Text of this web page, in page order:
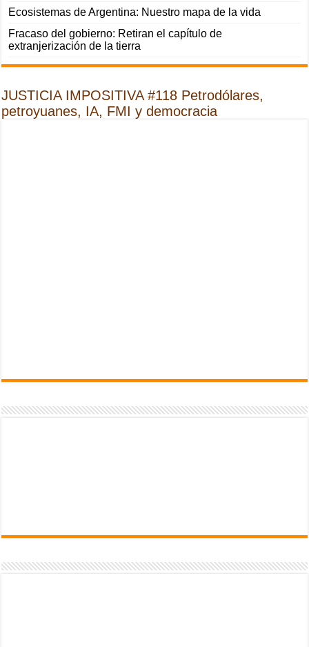
Ecosistemas de Argentina: Nuestro mapa de la vida
Fracaso del gobierno: Retiran el capítulo de
extranjerización de la tierra
JUSTICIA IMPOSITIVA #118 Petrodólares,
petroyuanes, IA, FMI y democracia